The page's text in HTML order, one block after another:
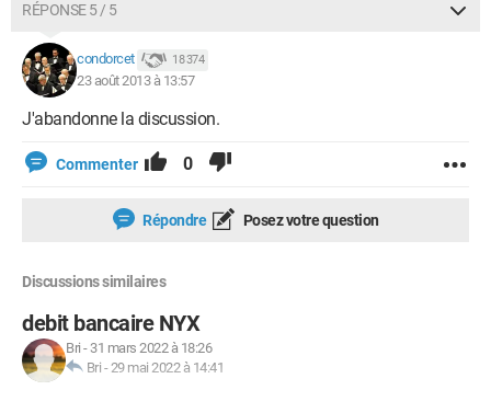
RÉPONSE 5 / 5
condorcet 18 374
23 août 2013 à 13:57
J'abandonne la discussion.
Commenter 0
Répondre Posez votre question
Discussions similaires
debit bancaire NYX
Bri - 31 mars 2022 à 18:26
Bri -29 mai 2022 à 14:41